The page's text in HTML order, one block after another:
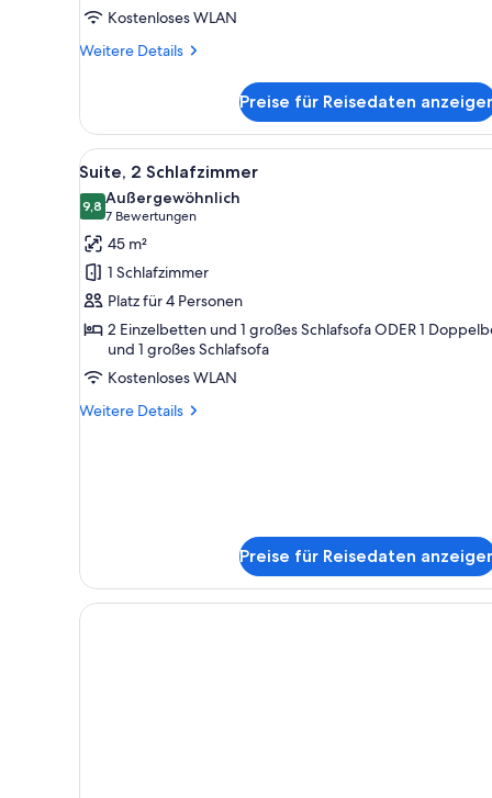
Kostenloses WLAN
Weitere Details
Weitere
oder
Zweibettzimmer
Preise für Reisedaten
Alle
Fotos
für
Suite,
2 Schlafzimmer
anzeigen
Ein Hotelzimmer mit einem
4
Suite, 2 Schlafzimmer
9,89,8 von 10
Außergewöhnlich
7 Bewertungen
(7
Bewertungen)
45 m²
1 Schlafzimmer
Platz für 4 Personen
2 Einzelbetten und 1 großes Schlafsofa ODER 1
und 1 großes Schlafsofa
Kostenloses WLAN
Weitere Details
Weitere
Preise für Reisedaten